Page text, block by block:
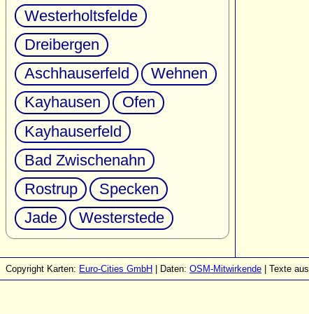
Westerholtsfelde
Dreibergen
Aschhauserfeld
Wehnen
Kayhausen
Ofen
Kayhauserfeld
Bad Zwischenahn
Rostrup
Specken
Jade
Westerstede
Copyright Karten: Euro-Cities GmbH | Daten: OSM-Mitwirkende | Texte aus